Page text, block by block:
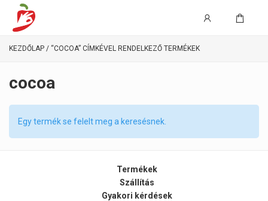
KEZDŐLAP / “COCOA” CÍMKÉVEL RENDELKEZŐ TERMÉKEK
cocoa
Egy termék se felelt meg a keresésnek.
Termékek
Szállítás
Gyakori kérdések